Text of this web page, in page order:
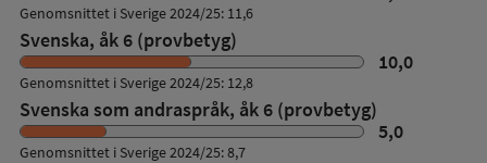
Genomsnittet i Sverige 2024/25: 11,6
Svenska, åk 6 (provbetyg)
10,0
Genomsnittet i Sverige 2024/25: 12,8
Svenska som andraspråk, åk 6 (provbetyg)
5,0
Genomsnittet i Sverige 2024/25: 8,7